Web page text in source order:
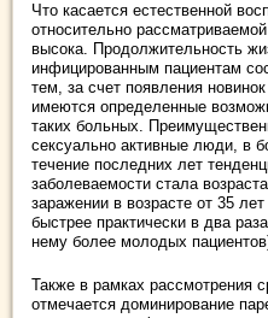
Что касается естественной
относительно
высока. Продолжительность
инфицированным пациентам
тем, за счет появления
имеются определенные
таких больных.
сексуально активные люди, в
течение последних лет
заболеваемости стала
заражении в возрасте от 35
быстрее практически в два
нему более молодых
Также в рамках рассмотрения
отмечается доминирование